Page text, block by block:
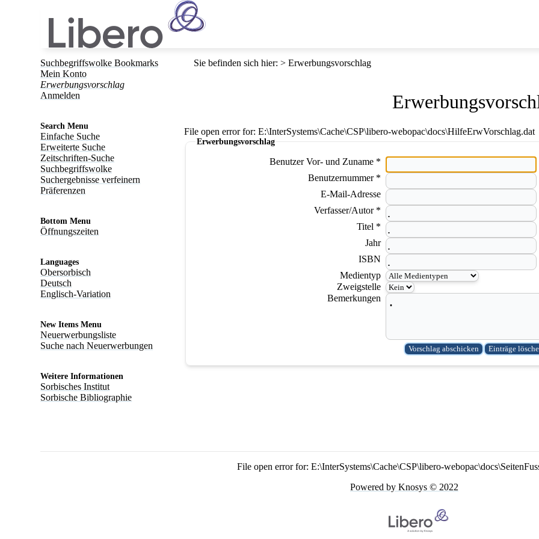
Suchbegriffswolke Bookmarks
Mein Konto
Erwerbungsvorschlag
Anmelden
Search Menu
Einfache Suche
Erweiterte Suche
Zeitschriften-Suche
Suchbegriffswolke
Suchergebnisse verfeinern
Präferenzen
Bottom Menu
Öffnungszeiten
Languages
Obersorbisch
Deutsch
Englisch-Variation
New Items Menu
Neuerwerbungsliste
Suche nach Neuerwerbungen
Weitere Informationen
Sorbisches Institut
Sorbische Bibliographie
Sie befinden sich hier: Erwerbungsvorschlag
File open error for: E:\InterSystems\Cache\CSP\libero-webopac\docs\HilfeErwVorschlag.dat
Erwerbungsvorschlag
Benutzer Vor- und Zuname *
Benutzernummer *
E-Mail-Adresse
Verfasser/Autor *
Titel *
Jahr
ISBN
Medientyp
Zweigstelle
Bemerkungen
File open error for: E:\InterSystems\Cache\CSP\libero-
Powered by Knosys © 2022